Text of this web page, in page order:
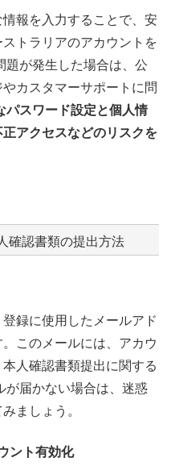
報を入力することで、安
トラリアのアカウントを
題が発生した場合は、公
カスタマーサポートに問
パスワード設定と個人情
アクセスなどのリスクを
確認書類の提出方法
録に使用したメールアド
このメールには、アカウ
人確認書類提出に関する
が届かない場合は、迷惑
ましょう。
ント有効化